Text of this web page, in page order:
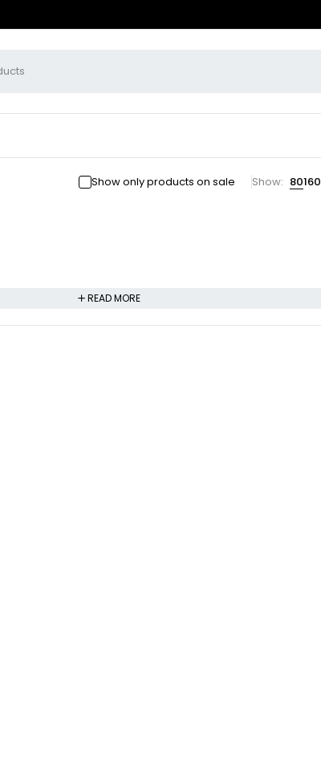
Show only products on sale Show: 80160
READ MORE